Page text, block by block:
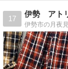
17
伊勢 アト